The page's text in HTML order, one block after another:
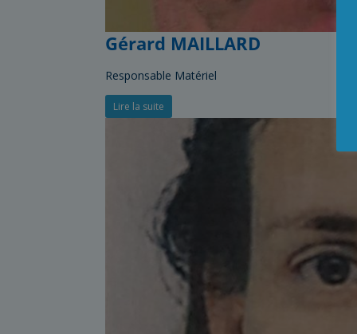
Gérard MAILLARD
Responsable Matériel
Lire la suite